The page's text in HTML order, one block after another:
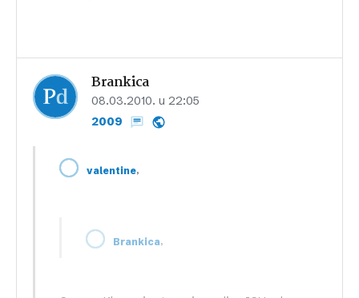
Brankica
08.03.2010. u 22:05
2009
valentine,
Brankica,